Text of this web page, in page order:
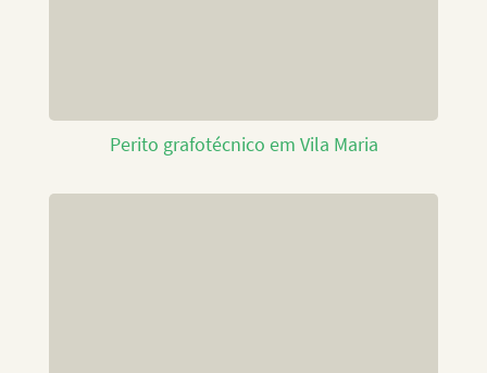
Perito grafotécnico em Vila Maria